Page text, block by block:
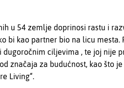
u 54 zemlje doprinosi rastu i
bi kao partner bio na licu
dugoročnim ciljevima , te joj nije
značaja za budućnost, kao što
Living“.